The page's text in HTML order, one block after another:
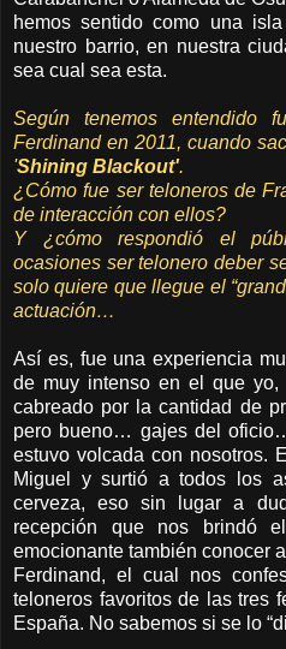
hemos sentido como una
nuestro barrio, en nuestra
sea cual sea esta.
Según tenemos entendido
Ferdinand en 2011, cuando
'Shining Blackout'.
¿Cómo fue ser teloneros de
de interacción con ellos?
Y ¿cómo respondió el
ocasiones ser telonero deber
solo quiere que llegue el
actuación…
Así es, fue una experiencia
de muy intenso en el que yo,
cabreado por la cantidad de
pero bueno… gajes del
estuvo volcada con nosotros.
Miguel y surtió a todos los
cerveza, eso sin lugar a
recepción que nos brindó
emocionante también conocer
Ferdinand, el cual nos
teloneros favoritos de las tres
España. No sabemos si se lo